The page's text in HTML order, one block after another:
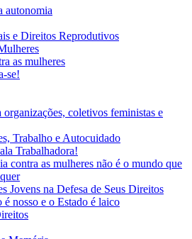
autonomia
e Direitos Reprodutivos
as mulheres
se!
organizações, coletivos feministas e
Trabalho e Autocuidado
Trabalhadora!
contra as mulheres não é o mundo que
Jovens na Defesa de Seus Direitos
é nosso e o Estado é laico